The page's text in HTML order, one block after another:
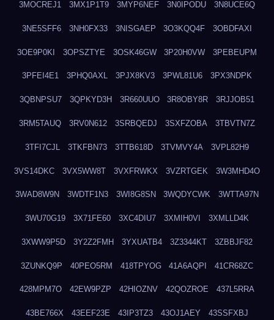
3MOCREJ1 3MX1P1T9 3MYP6NEF 3N0IPODU 3N8UCE6Q
3NE5SFF6 3NH0FX33 3NISGAEP 3O3KQQ4F 3OBDFAXI
3OE9P0KI 3OPSZTYE 3OSK46GW 3P20H0VW 3PEBEUPM
3PFEI4E1 3PHQ0AXL 3PJX8KV3 3PWL81U6 3PX3NDPK
3QBNPSU7 3QPKYD3H 3R660UUO 3R8OBY8R 3RJJOB51
3RM5TAUQ 3RV0N612 3SRBQEDJ 3SXFZOBA 3TBVTN7Z
3TFI7CJL 3TKFBN73 3TTB618D 3TVMVY4A 3VPL82H9
3VS14DKC 3VX5WW8T 3VXFRWKX 3VZRTGEK 3W3MHD4O
3WAD8W9N 3WDTF1N3 3WI8G8SN 3WQDYCWK 3WTTA97N
3WU70G19 3X71FE60 3XC4DIU7 3XMIH0VI 3XMLLD4K
3XWW9P5D 3Y2Z2FMH 3YXUATB4 3Z3344KT 3ZBBJF82
3ZUNKQ9P 40PEO5RM 418TPYOG 41A6AQPI 41CR68ZC
428MPM7O 42EW9PZP 42HIOZNV 42QOZROE 437L5RRA
43BE766X 43EEF23E 43IP3TZ3 43OJ1AEY 43SSFXBJ